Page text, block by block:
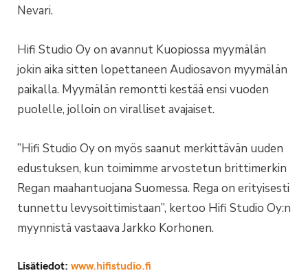
Nevari.
Hifi Studio Oy on avannut Kuopiossa myymälän
jokin aika sitten lopettaneen Audiosavon myymälän
paikalla. Myymälän remontti kestää ensi vuoden
puolelle, jolloin on viralliset avajaiset.
”Hifi Studio Oy on myös saanut merkittävän uuden
edustuksen, kun toimimme arvostetun brittimerkin
Regan maahantuojana Suomessa. Rega on erityisesti
tunnettu levysoittimistaan”, kertoo Hifi Studio Oy:n
myynnistä vastaava Jarkko Korhonen.
Lisätiedot: www.hifistudio.fi